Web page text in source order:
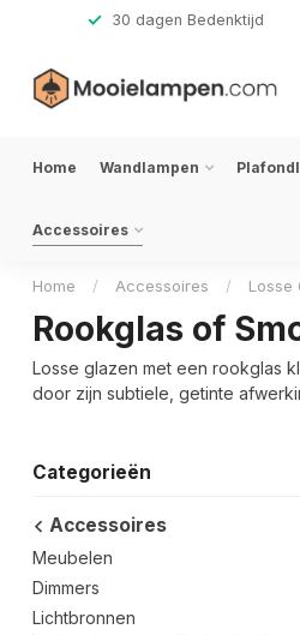
30 dagen Bedenktijd
Home Wandlampen
Accessoires
Home / Accessoires / Losse
Rookglas of
Losse glazen met een rookglas
door zijn subtiele, getinte
Categorieën
Accessoires
Meubelen
Dimmers
Lichtbronnen